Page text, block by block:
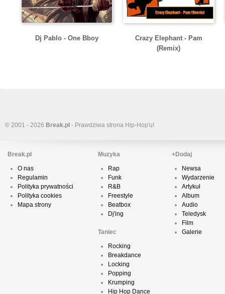
Dj Pablo - One Bboy
Crazy Elephant - Pam
(Remix)
© 2001 - 2026 Break.pl - Prawdziwa strona Hip-Hop'u!
Break.pl
O nas
Regulamin
Polityka prywatności
Polityka cookies
Mapa strony
Muzyka
Rap
Funk
R&B
Freestyle
Beatbox
Dj'ing
Taniec
Rocking
Breakdance
Locking
Popping
Krumping
Hip Hop Dance
+Dodaj
Newsa
Wydarzenie
Artykuł
Album
Audio
Teledysk
Film
Galerie